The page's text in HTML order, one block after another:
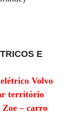
E
Volvo
território
Zoe – carro